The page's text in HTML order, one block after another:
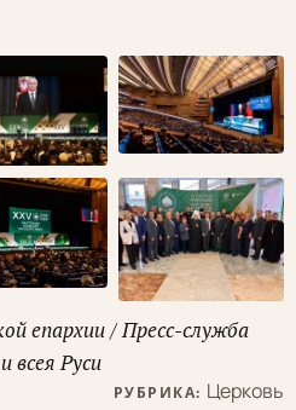
епархии / Пресс-служба
всея Руси
РУБРИКА: Церковь